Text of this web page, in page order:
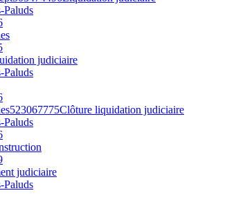
Paluds
judiciaire
Paluds
523067775Clôture liquidation judiciaire
Paluds
judiciaire
Paluds